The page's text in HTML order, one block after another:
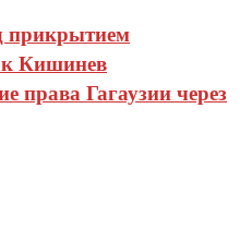
прикрытием
Кишинев
права Гагаузии через